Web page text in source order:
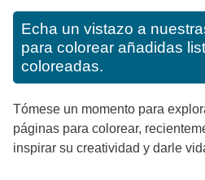
Echa un vistazo a
para colorear añadidas
coloreadas.
Tómese un momento para
páginas para colorear,
inspirar su creatividad y darle